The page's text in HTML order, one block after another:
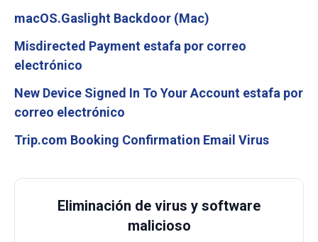
macOS.Gaslight Backdoor (Mac)
Misdirected Payment estafa por correo
electrónico
New Device Signed In To Your Account estafa por
correo electrónico
Trip.com Booking Confirmation Email Virus
Eliminación de virus y software
malicioso